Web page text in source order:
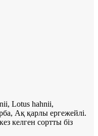
Lotus hahnii,
Ақ қарлы ергежейлі.
келген сортты біз